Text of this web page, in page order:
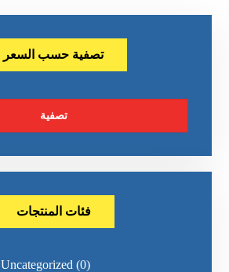
تصفية حسب السعر
تصفية
فئات المنتجات
Uncategorized (0)